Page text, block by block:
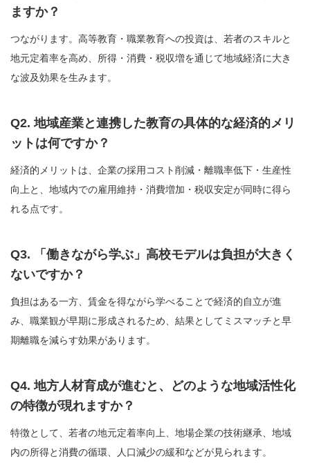
ますか？
つながります。高等教育・職業教育への投資は、若者のスキルと
地元定着率を高め、所得・消費・税収増を通じて地域経済に大き
な波及効果を生みます。
Q2. 地域産業と連携した教育の具体的な経済的メリ
ットは何ですか？
経済的メリットは、企業の採用コスト削減・離職率低下・生産性
向上と、地域内での雇用維持・消費増加・税収安定が同時に得ら
れる点です。
Q3. 「働きながら学ぶ」高校モデルは負担が大きく
ないですか？
負担はある一方、賃金を得ながら学べることで経済的自立が進
み、職業観が早期に形成されるため、結果としてミスマッチと早
期離職を減らす効果があります。
Q4. 地方人材育成が進むと、どのような地域活性化
の特徴が現れますか？
特徴として、若者の地元定着率向上、地場企業の技術継承、地域
内の所得と消費の循環、人口減少の緩和などが見られます。